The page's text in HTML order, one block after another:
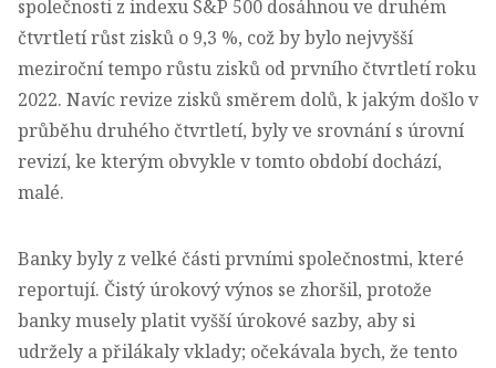
společnosti z indexu S&P 500 dosáhnou ve druhém
čtvrtletí růst zisků o 9,3 %, což by bylo nejvyšší
meziroční tempo růstu zisků od prvního čtvrtletí roku
2022. Navíc revize zisků směrem dolů, k jakým došlo v
průběhu druhého čtvrtletí, byly ve srovnání s úrovní
revizí, ke kterým obvykle v tomto období dochází,
malé.
Banky byly z velké části prvními společnostmi, které
reportují. Čistý úrokový výnos se zhoršil, protože
banky musely platit vyšší úrokové sazby, aby si
udržely a přilákaly vklady; očekávala bych, že tento